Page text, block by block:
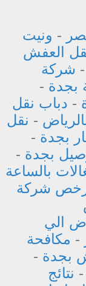
- ونيت
العفش
- شركة
بجدة -
- دباب نقل
- نقل
بجدة -
بجدة -
بالساعة
شركة
الي
- مكافحة
بجدة -
- نتائج